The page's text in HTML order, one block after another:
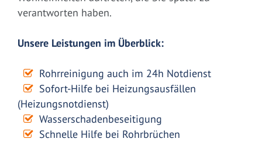
verantworten haben.
Unsere Leistungen im Überblick:
Rohrreinigung auch im 24h Notdienst
Sofort-Hilfe bei Heizungsausfällen
(Heizungsnotdienst)
Wasserschadenbeseitigung
Schnelle Hilfe bei Rohrbrüchen